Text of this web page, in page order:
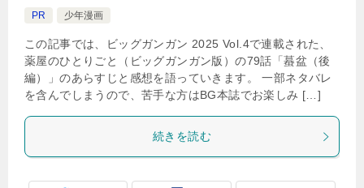
PR
少年漫画
この記事では、ビッグガンガン 2025 Vol.4で連載された、
薬屋のひとりごと（ビッグガンガン版）の79話「蟇盆（後
編）」のあらすじと感想を語っていきます。 一部ネタバレ
を含んでしまうので、苦手な方はBG本誌でお楽しみ […]
続きを読む